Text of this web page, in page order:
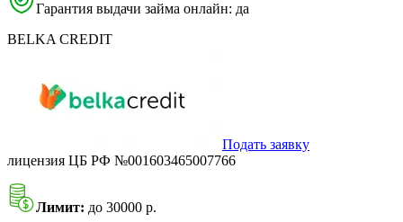
Гарантия выдачи займа онлайн: да
BELKA CREDIT
Подать заявку
лицензия ЦБ РФ №001603465007766
Лимит: до 30000 р.